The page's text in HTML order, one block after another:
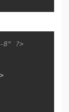
8" ?>
>